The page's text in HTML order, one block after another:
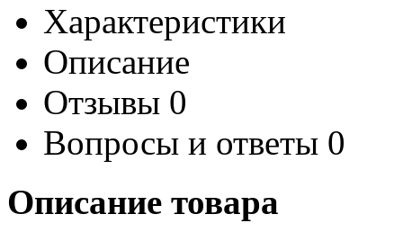
Характеристики
Описание
Отзывы 0
Вопросы и ответы 0
Описание товара